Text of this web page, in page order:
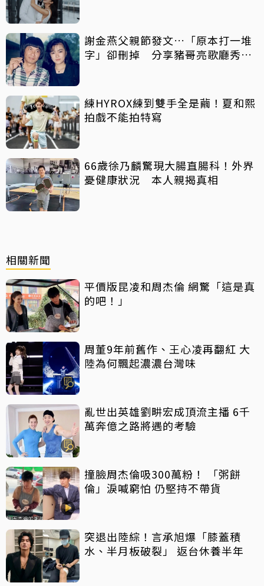
謝金燕父親節發文…「原本打一堆
字」卻刪掉 分享豬哥亮歌廳秀歌
練HYROX練到雙手全是繭！夏和熙
拍戲不能拍特寫
66歲徐乃麟驚現大腸直腸科！外界
憂健康狀況 本人親揭真相
相關新聞
平價版昆凌和周杰倫 網驚「這是真
的吧！」
周董9年前舊作、王心凌再翻紅 大
陸為何飄起濃濃台灣味
亂世出英雄劉畊宏成頂流主播 6千
萬奔億之路將遇的考驗
撞臉周杰倫吸300萬粉！ 「粥餅
倫」淚喊窮怕 仍堅持不帶貨
突退出陸綜！言承旭爆「膝蓋積
水、半月板破裂」 返台休養半年